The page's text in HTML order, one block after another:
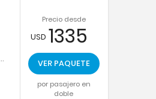
Precio desde
USD 1335
VER PAQUETE
por pasajero en
doble